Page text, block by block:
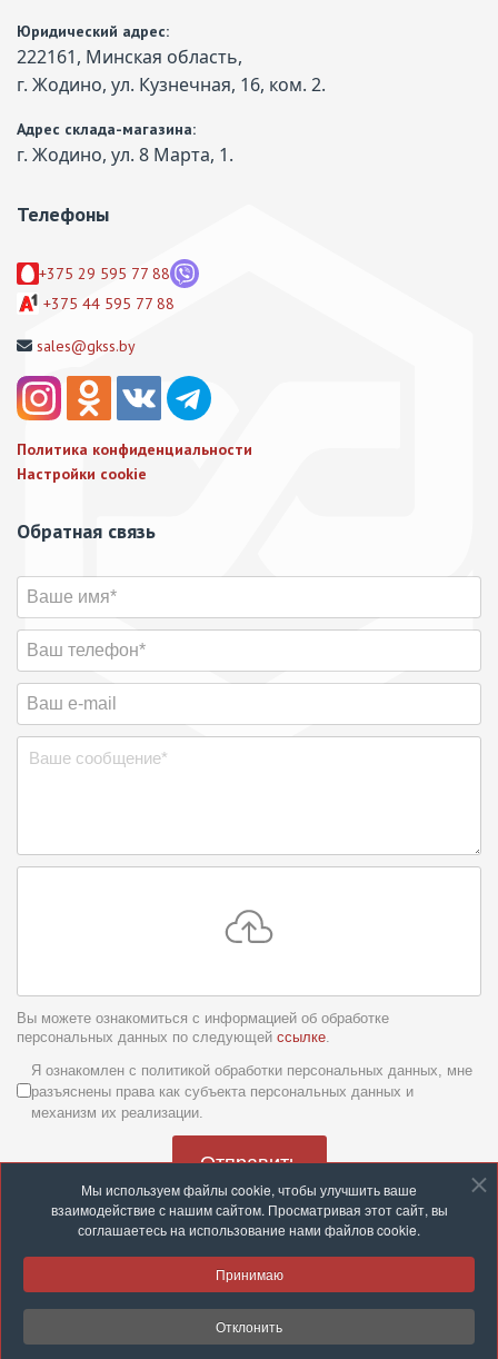
Мы используем файлы cookie, чтобы улучшить ваше
взаимодействие с нашим сайтом. Просматривая этот сайт, вы
соглашаетесь на использование нами файлов cookie.
Принимаю
Отклонить
Юридический адрес:
222161, Минская область,
г. Жодино, ул. Кузнечная, 16, ком. 2.
Адрес склада-магазина:
г. Жодино, ул. 8 Марта, 1.
Телефоны
+375 29 595 77 88
+375 44 595 77 88
sales@gkss.by
Политика конфиденциальности
Настройки cookie
Обратная связь
Вы можете ознакомиться с информацией об обработке
персональных данных по следующей ссылке.
Условия обслуживания *
Я ознакомлен с политикой обработки персональных данных, мне
разъяснены права как субъекта персональных данных и
механизм их реализации.
Отправить
Разработка и техподдержка:site-support.by